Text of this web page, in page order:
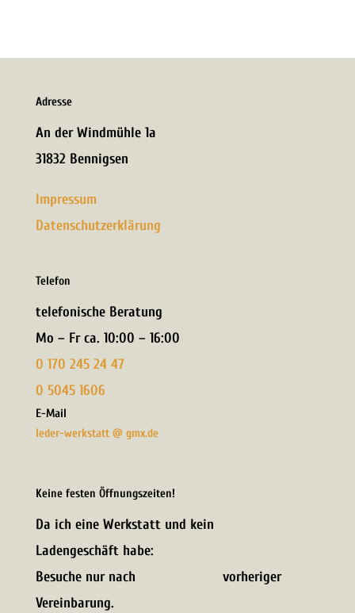
Adresse
An der Windmühle 1a
31832 Bennigsen
Impressum
Datenschutzerklärung
Telefon
telefonische Beratung
Mo – Fr ca. 10:00 – 16:00
0 170 245 24 47
0 5045 1606
E-Mail
leder-werkstatt @ gmx.de
Keine festen Öffnungszeiten!
Da ich eine Werkstattund kein
Ladengeschäft habe:
Besuche nur nach vorheriger
Vereinbarung.